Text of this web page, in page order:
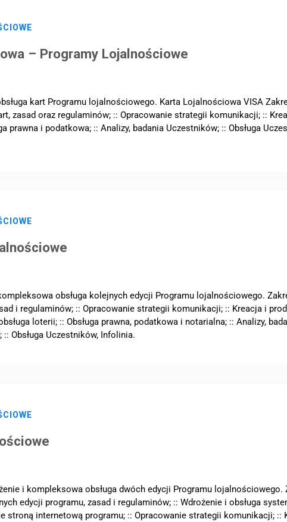
– Programy Lojalnościowe
kart Programu lojalnościowego. Karta Lojalnościowa VISA
zasad oraz regulaminów; :: Opracowanie strategii komunikacji; ::
prawna i podatkowa; :: Analizy, badania Uczestników; :: Obsługa
obsługa kolejnych edycji Programu lojalnościowego.
i regulaminów; :: Opracowanie strategii komunikacji; :: Kreacja i
loterii; :: Obsługa prawna, podatkowa i notarialna; :: Analizy,
Obsługa Uczestników, Infolinia.
i kompleksowa obsługa dwóch edycji Programu lojalnościowego.
edycji programu, zasad i regulaminów; :: Wdrożenie i obsługa
stroną internetową programu; :: Opracowanie strategii komunikacji; ::